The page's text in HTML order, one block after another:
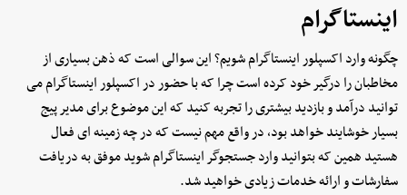
اینستاگرام
چگونه وارد اکسپلور اینستاگرام شویم؟ این سوالی است که ذهن بسیاری از
مخاطبان را درگیر خود کرده است چرا که با حضور در اکسپلور اینستاگرام می
توانید درآمد و بازدید بیشتری را تجربه کنید که این موضوع برای مدیر پیج
بسیار خوشایند خواهد بود، در واقع مهم نیست که در چه زمینه ای فعال
هستید همین که بتوانید وارد جستجوگر اینستاگرام شوید موفق به دریافت
سفارشات و ارائه خدمات زیادی خواهید شد.